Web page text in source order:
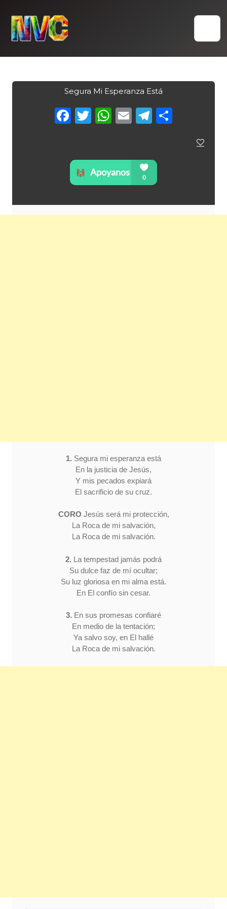
content
Segura Mi Esperanza Está
Facebook
Twitter
WhatsApp
Email
1. Segura mi esperanza está
En la justicia de Jesús,
Y mis pecados expiará
El sacrificio de su cruz.
CORO Jesús será mi protección,
La Roca de mi salvación,
La Roca de mi salvación.
2. La tempestad jamás podrá
Su dulce faz de mí ocultar;
Su luz gloriosa en mi alma está.
En El confío sin cesar.
3. En sus promesas confiaré
En medio de la tentación;
Ya salvo soy, en El hallé
La Roca de mi salvación.